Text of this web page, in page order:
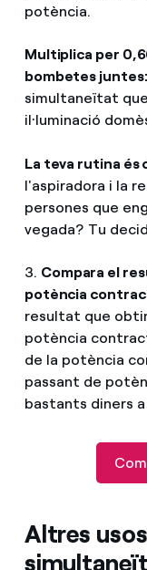
potència.
Multiplica per
bombetes juntes:
simultaneïtat
il·luminació
La teva rutina és
l'aspiradora i la
persones que
vegada? Tu
3. Compara el
potència
resultat que
potència
de la potència
passant de
bastants diners
Altres